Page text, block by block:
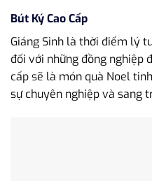
Bút Ký Cao Cấp
Giáng Sinh là thời điểm lý
đối với những đồng nghiệp
cấp sẽ là món quà Noel
sự chuyên nghiệp và sang